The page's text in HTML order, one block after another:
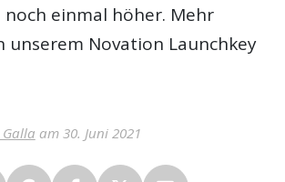
einmal höher. Mehr
unserem Novation Launchkey
am 30. Juni 2021